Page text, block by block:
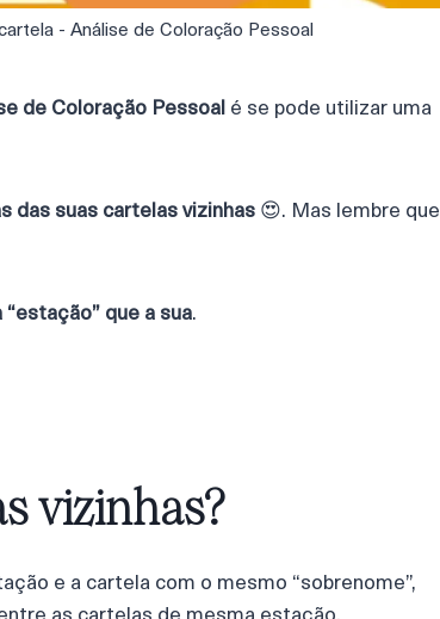
- Análise de Coloração Pessoal
de Coloração Pessoal é se pode utilizar uma
das suas cartelas vizinhas 😍. Mas lembre que
que a sua.
vizinhas?
e a cartela com o mesmo “sobrenome”,